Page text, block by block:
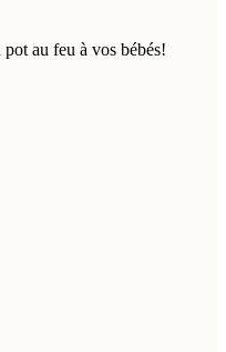
au feu à vos bébés!